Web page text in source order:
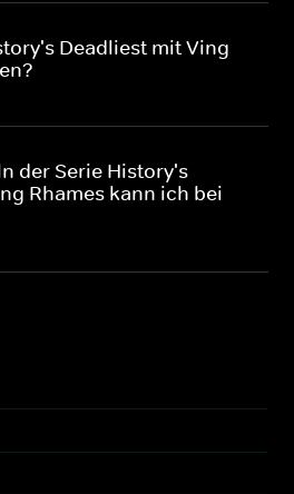
Deadliest mit Ving
der Serie History's
Rhames kann ich bei